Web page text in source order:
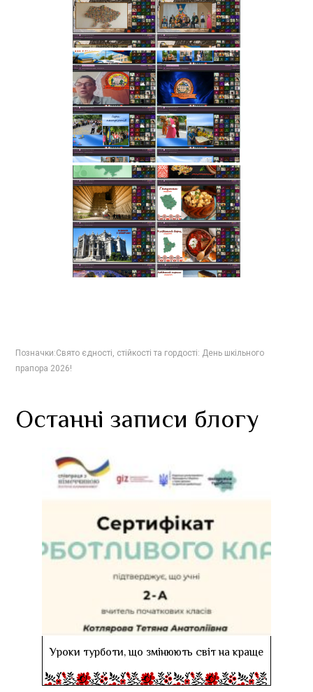
Позначки:Свято єдності, стійкості та гордості: День шкільного
прапора 2026!
Останні записи блогу
Уроки турботи, що змінюють світ на краще